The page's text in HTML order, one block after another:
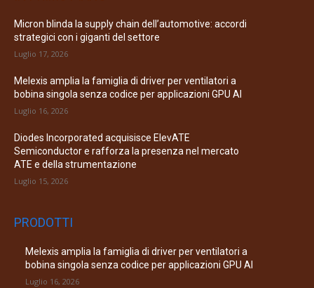
Micron blinda la supply chain dell’automotive: accordi
strategici con i giganti del settore
Luglio 17, 2026
Melexis amplia la famiglia di driver per ventilatori a
bobina singola senza codice per applicazioni GPU AI
Luglio 16, 2026
Diodes Incorporated acquisisce ElevATE
Semiconductor e rafforza la presenza nel mercato
ATE e della strumentazione
Luglio 15, 2026
PRODOTTI
Melexis amplia la famiglia di driver per ventilatori a
bobina singola senza codice per applicazioni GPU AI
Luglio 16, 2026